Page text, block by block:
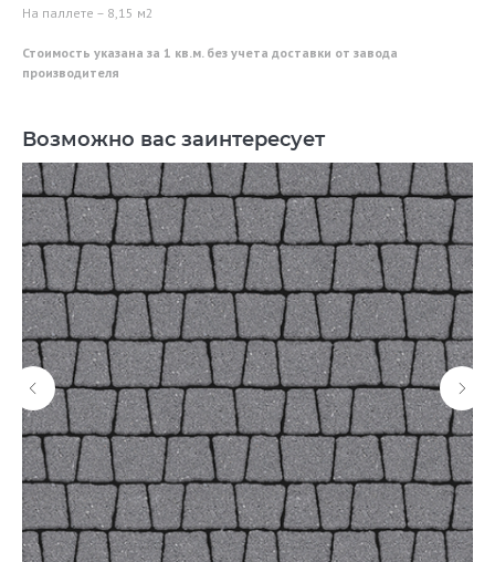
На паллете – 8,15 м2
Стоимость указана за 1 кв.м. без учета доставки от завода
производителя
Возможно вас заинтересует